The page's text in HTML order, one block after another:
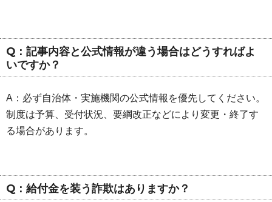
Q：記事内容と公式情報が違う場合はどうすればよ
いですか？
A：必ず自治体・実施機関の公式情報を優先してください。
制度は予算、受付状況、要綱改正などにより変更・終了す
る場合があります。
Q：給付金を装う詐欺はありますか？